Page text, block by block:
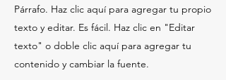
Párrafo. Haz clic aquí para agregar tu propio
texto y editar. Es fácil. Haz clic en "Editar
texto" o doble clic aquí para agregar tu
contenido y cambiar la fuente.